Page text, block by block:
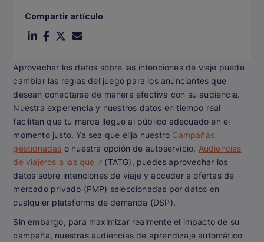
Aprovechar los datos sobre las intenciones de viaje puede
cambiar las reglas del juego para los anunciantes que
desean conectarse de manera efectiva con su audiencia.
Nuestra experiencia y nuestros datos en tiempo real
facilitan que tu marca llegue al público adecuado en el
momento justo. Ya sea que elija nuestro Campañas
gestionadas o nuestra opción de autoservicio, Audiencias
de viajeros a las que ir (TATG), puedes aprovechar los
datos sobre intenciones de viaje y acceder a ofertas de
mercado privado (PMP) seleccionadas por datos en
cualquier plataforma de demanda (DSP).
Sin embargo, para maximizar realmente el impacto de su
campaña, nuestras audiencias de aprendizaje automático
Compartir artículo